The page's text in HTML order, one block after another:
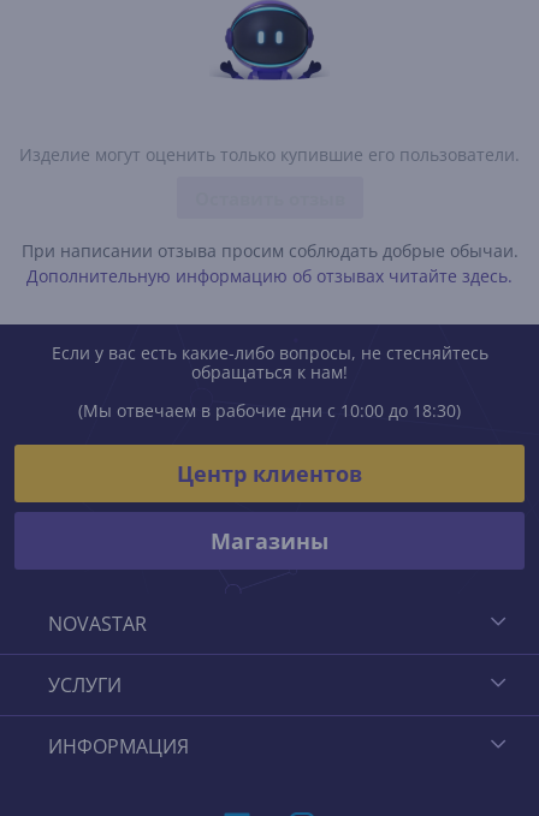
Изделие могут оценить только купившие его пользователи.
При написании отзыва просим соблюдать добрые обычаи.
Дополнительную информацию об отзывах читайте здесь.
NOVASTAR
УСЛУГИ
ИНФОРМАЦИЯ
Если у вас есть какие-либо вопросы, не стесняйтесь
обращаться к нам!
(Мы отвечаем в рабочие дни с 10:00 до 18:30)
Центр клиентов
Магазины